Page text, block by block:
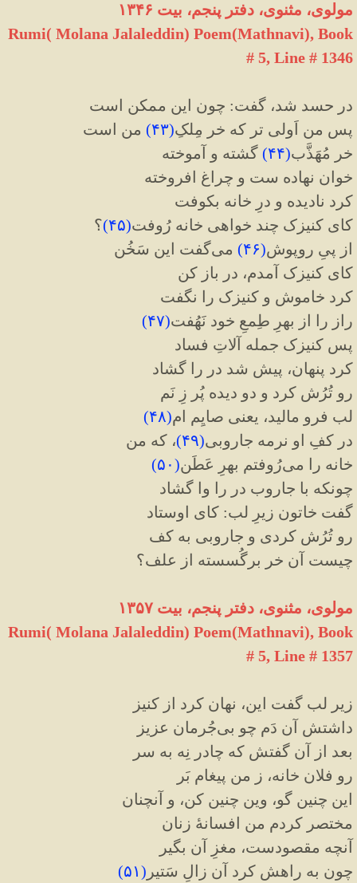
مولوی، مثنوی، دفتر پنجم، بیت ۱۳۴۶
Rumi( Molana Jalaleddin) Poem(Mathnavi), Book
# 5, Line # 1346
در حسد شد، گفت: چون این ممکن است
پس من اَولی تر که خر مِلکِ(۴۳) من است
خر مُهَذَّب(۴۴) گشته و آموخته
خوان نهاده ست و چراغ افروخته
کرد نادیده و درِ خانه بکوفت
کای کنیزک چند خواهی خانه رُوفت(۴۵)؟
از پیِ روپوش(۴۶) می‌گفت این سَخُن
کای کنیزک آمدم، در باز کن
کرد خاموش و کنیزک را نگفت
راز را از بهرِ طِمعِ خود نَهُفت(۴۷)
پس کنیزک جمله آلاتِ فساد
کرد پنهان، پیش شد در را گشاد
رو تُرُش کرد و دو دیده پُر زِ نَم
لب فرو مالید، یعنی صایِم ام(۴۸)
در کفِ او نرمه جاروبی(۴۹)، که من
خانه را می‌رُوفتم بهرِ عَطَن(۵۰)
چونکه با جاروب در را وا گشاد
گفت خاتون زیرِ لب: کای اوستاد
رو تُرُش کردی و جاروبی به کف
چیست آن خر برگُسسته از علف؟
مولوی، مثنوی، دفتر پنجم، بیت ۱۳۵۷
Rumi( Molana Jalaleddin) Poem(Mathnavi), Book
# 5, Line # 1357
زیر لب گفت این، نهان کرد از کنیز
داشتش آن دَم چو بی‌جُرمان عزیز
بعد از آن گفتش که چادر نِه به سر
رو فلان خانه، ز من پیغام بَر
این چنین گو، وین چنین کن، و آنچنان
مختصر کردم من افسانهٔ زنان
آنچه مقصودست، مغزِ آن بگیر
چون به راهش کرد آن زالِ سَتیر (۵۱)